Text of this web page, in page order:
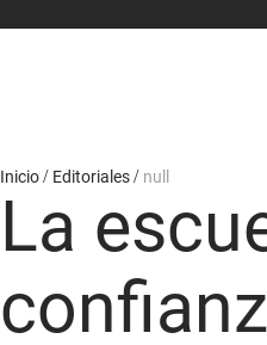
Inicio Editoriales null
La